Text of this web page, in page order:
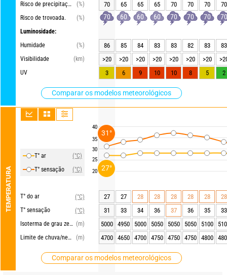
Risco de precipitações
(%)
Risco de trovoada.
(%)
Luminosidade:
Humidade
(%)
Visibilidade
(km)
UV
Comparar os modelos meteorológicos
TEMPERATURA
T° ar
(°C)
T° sensação
(°C)
T° do ar
(°C)
T° sensação
(°C)
Isoterma de grau zero (m)
Limite de chuva/neve
(m)
Comparar os modelos meteorológicos
40
35
30
25
20
70 65 65 65 70 70 70 70
70 60 60 60 70 70 70 70
86 85 84 83 83 82 83
83
>20
>20 >20 >20 >20 >20 >20
3
6 9 10 10 8 5 2
27 27 28 28 28 28 28
28
31
33 34 36 37 36 35
33
5000
4950 5000 5050 5050 5050 5100
4700
4650 4700 4750 4750 4750 4800
27°
31°